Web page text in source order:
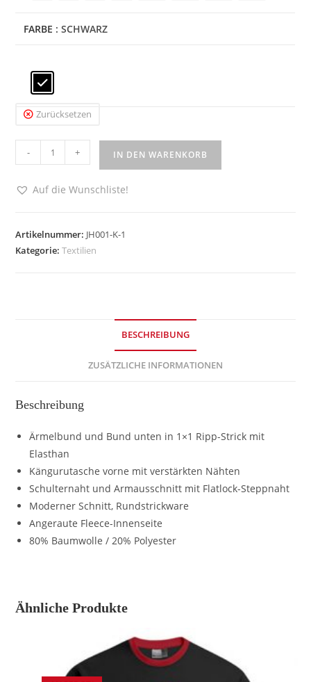
FARBE : SCHWARZ
Zurücksetzen
Hoody
- + IN DEN WARENKORB
Auf die Wunschliste!
Artikelnummer: JH001-K-1
Kategorie:Textilien
BESCHREIBUNG
ZUSÄTZLICHE INFORMATIONEN
Beschreibung
Ärmelbund und Bund unten in 1×1 Ripp-Strick mit
Elasthan
Kängurutasche vorne mit verstärkten Nähten
Schulternaht und Armausschnitt mit Flatlock-Steppnaht
Moderner Schnitt, Rundstrickware
Angeraute Fleece-Innenseite
80% Baumwolle / 20% Polyester
Ähnliche Produkte